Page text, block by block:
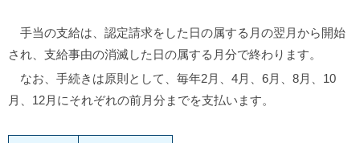
手当の支給は、認定請求をした日の属する月の翌月から開始
され、支給事由の消滅した日の属する月分で終わります。
なお、手続きは原則として、毎年2月、4月、6月、8月、10
月、12月にそれぞれの前月分までを支払います。